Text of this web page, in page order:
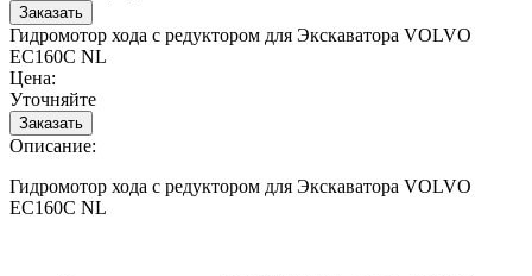
Гидромотор хода с редуктором для Экскаватора VOLVO
EC160C NL
Цена:
Уточняйте
Описание:
Гидромотор хода с редуктором для Экскаватора VOLVO
EC160C NL